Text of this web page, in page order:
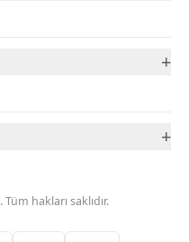
+
+
. Tüm hakları saklıdır.